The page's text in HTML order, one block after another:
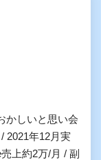
かしいと思い会
2021年12月実
上約2万/月 / 副